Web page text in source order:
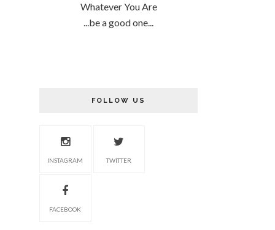
Whatever You Are
...be a good one...
FOLLOW US
INSTAGRAM TWITTER
FACEBOOK